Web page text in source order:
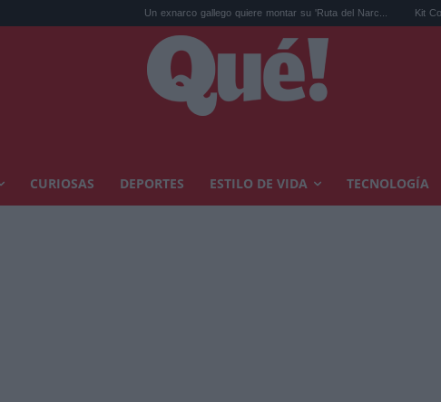
Un exnarco gallego quiere montar su 'Ruta del Narc... Kit Connor será
CURIOSAS DEPORTES ESTILO DE VIDA TECNOLOGÍA